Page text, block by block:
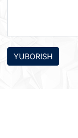
YUBORISH